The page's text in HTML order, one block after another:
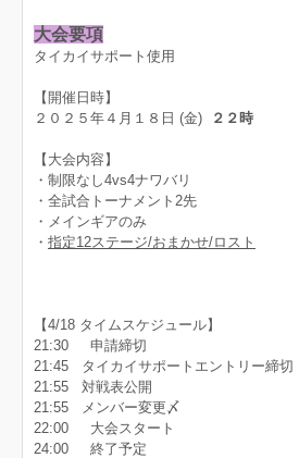
大会要項
タイカイサポート使用
【開催日時】
２０２５年４月１８日 (金)
２２時
【大会内容】
・制限なし4vs4ナワバリ
・全試合トーナメント2先
・メインギアのみ
・ 指定12ステージ/おまかせ/ロスト
【4/18 タイムスケジュール】
21:30 申請締切
21:45 タイカイサポートエントリー締切
21:55 対戦表公開
21:55 メンバー変更〆
22:00 大会スタート
24:00 終了予定